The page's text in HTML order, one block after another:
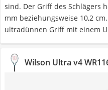
sind. Der Griff des Schlägers
mm beziehungsweise 10,2
ultradünnen Griff mit einem
Wilson Ultra v4